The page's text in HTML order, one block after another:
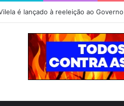
é lançado à reeleição ao